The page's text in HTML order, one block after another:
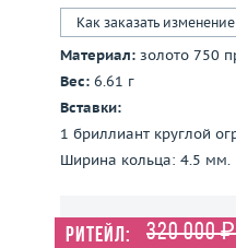
Как заказать
Материал: золото 750
Вес: 6.61 г
Вставки:
1 бриллиант круглой
Ширина кольца: 4.5 мм.
Ритейл: 320 000 ₽